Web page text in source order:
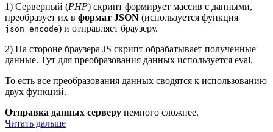
1) Серверный (PHP) скрипт формирует массив с данными,
преобразует их в формат JSON (используется функция
json_encode) и отправляет браузеру.
2) На стороне браузера JS скрипт обрабатывает полученные
данные. Тут для преобразования данных используется eval.
То есть все преобразования данных сводятся к использованию
двух функций.
Отправка данных серверу немного сложнее.
Читать дальше